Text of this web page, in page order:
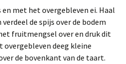
met het overgebleven ei. Haal
de spijs over de bodem
fruitmengsel over en druk dit
overgebleven deeg kleine
de bovenkant van de taart.